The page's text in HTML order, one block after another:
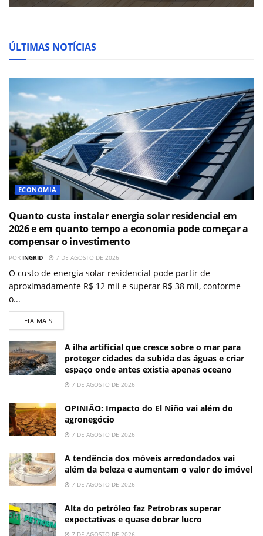
ÚLTIMAS NOTÍCIAS
ECONOMIA
Quanto custa instalar energia solar residencial em
2026 e em quanto tempo a economia pode começar a
compensar o investimento
POR INGRID 7 DE AGOSTO DE 2026
O custo de energia solar residencial pode partir de
aproximadamente R$ 12 mil e superar R$ 38 mil, conforme
o...
LEIA MAIS
A ilha artificial que cresce sobre o mar para
proteger cidades da subida das águas e criar
espaço onde antes existia apenas oceano
7 DE AGOSTO DE 2026
OPINIÃO: Impacto do El Niño vai além do
agronegócio
7 DE AGOSTO DE 2026
A tendência dos móveis arredondados vai
além da beleza e aumentam o valor do imóvel
7 DE AGOSTO DE 2026
Alta do petróleo faz Petrobras superar
expectativas e quase dobrar lucro
7 DE AGOSTO DE 2026